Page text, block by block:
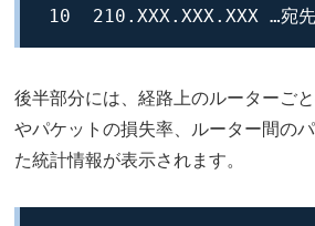
10  210.XXX.XXX.XXX …宛先
後半部分には、経路上のルーターご
やパケットの損失率、ルーター間の
た統計情報が表示されます。